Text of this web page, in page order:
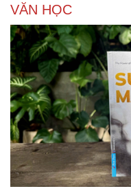
VĂN HỌC